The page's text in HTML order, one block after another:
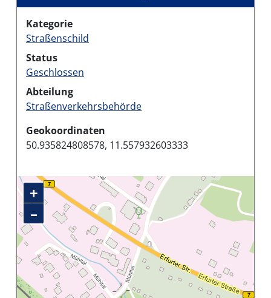
Kategorie
Straßenschild
Status
Geschlossen
Abteilung
Straßenverkehrsbehörde
Geokoordinaten
50.935824808578, 11.557932603333
+
–